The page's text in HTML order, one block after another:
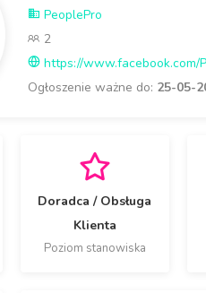
PeoplePro
2
https://www.facebook.com/
Ogłoszenie ważne do: 25-05-
Doradca / Obsługa
Klienta
Poziom stanowiska